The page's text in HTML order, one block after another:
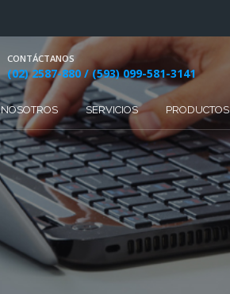
CONTÁCTANOS
(02) 2587-880 / (593) 099-581-3141
NOSOTROS SERVICIOS PRODUCTOS